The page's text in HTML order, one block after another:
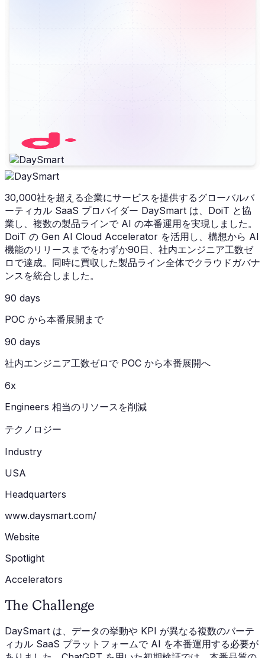
30,000社を超える企業にサービスを提供するグローバルバ
ーティカル SaaS プロバイダー DaySmart は、DoiT と協
業し、複数の製品ラインで AI の本番運用を実現しました。
DoiT の Gen AI Cloud Accelerator を活用し、構想から AI
機能のリリースまでをわずか90日、社内エンジニア工数ゼ
ロで達成。同時に買収した製品ライン全体でクラウドガバナ
ンスを統合しました。
90 days
POC から本番展開まで
90 days
社内エンジニア工数ゼロで POC から本番展開へ
6x
Engineers 相当のリソースを削減
テクノロジー
Industry
USA
Headquarters
www.daysmart.com/
Website
Spotlight
Accelerators
The Challenge
DaySmart は、データの挙動や KPI が異なる複数のバーテ
ィカル SaaS プラットフォームで AI を本番運用する必要が